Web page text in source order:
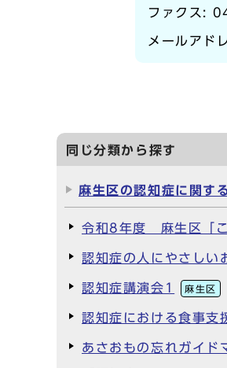
ファクス:
メールアド
同じ分類から探す
麻生区の認知症に関す
令和8年度 麻生区「こ
認知症の人にやさしい
認知症講演会1 麻生区
認知症における食事支
あさおもの忘れガイド